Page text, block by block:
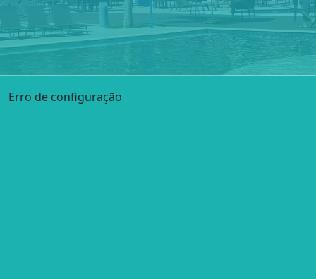
Erro de configuração